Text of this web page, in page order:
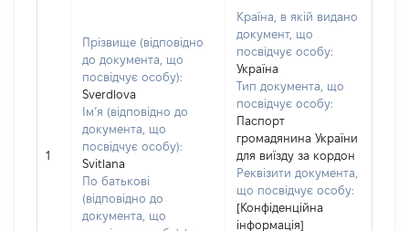
1
Прізвище (відповідно
до документа, що
посвідчує особу):
Sverdlova
Ім’я (відповідно до
документа, що
посвідчує особу):
Svitlana
По батькові
(відповідно до
документа, що
Країна, в якій видано
документ, що
посвідчує особу:
Україна
Тип документа, що
посвідчує особу:
Паспорт
громадянина України
для виїзду за кордон
Реквізити документа,
що посвідчує особу:
[Конфіденційна
інформація]